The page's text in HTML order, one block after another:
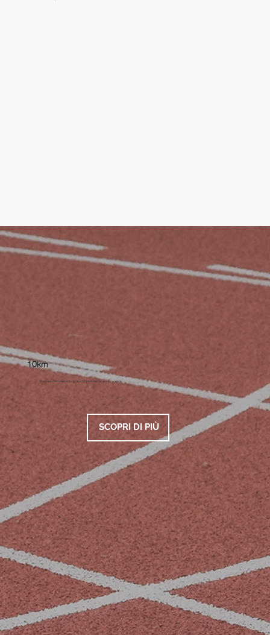
10km
Potenzia il tuo essere in modo completo mente, corpo e spirito
SCOPRI DI PIÙ